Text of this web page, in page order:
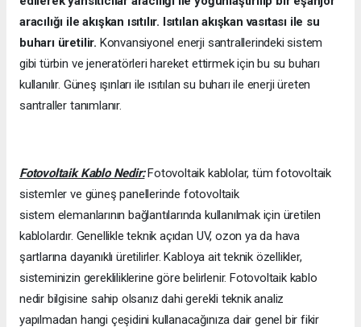
aracılığı ile akışkan ısıtılır. Isıtılan akışkan vasıtası ile su
buharı üretilir. Konvansiyonel enerji santrallerindeki sistem
gibi türbin ve jeneratörleri hareket ettirmek için bu su buharı
kullanılır. Güneş ışınları ile ısıtılan su buharı ile enerji üreten
santraller tanımlanır.
Fotovoltaik Kablo Nedir:Fotovoltaik kablolar, tüm fotovoltaik
sistemler ve güneş panellerinde fotovoltaik
sistem elemanlarının bağlantılarında kullanılmak için üretilen
kablolardır. Genellikle teknik açıdan UV, ozon ya da hava
şartlarına dayanıklı üretilirler. Kabloya ait teknik özellikler,
sisteminizin gerekliliklerine göre belirlenir. Fotovoltaik kablo
nedir bilgisine sahip olsanız dahi gerekli teknik analiz
yapılmadan hangi çeşidini kullanacağınıza dair genel bir fikir